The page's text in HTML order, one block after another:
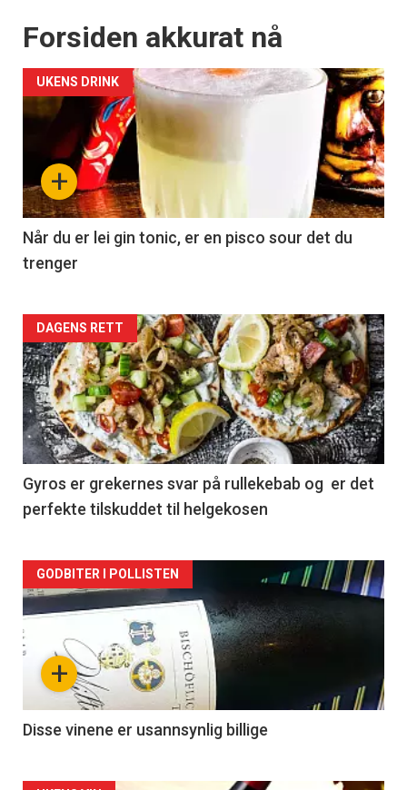
Forsiden akkurat nå
+
UKENS DRINK
Når du er lei gin tonic, er en pisco sour det du
trenger
Forsiden
akkurat
nå
-
2
DAGENS RETT
Gyros er grekernes svar på rullekebab og er det
perfekte tilskuddet til helgekosen
Forsiden
akkurat
nå
3
+
GODBITER I POLLISTEN
Disse vinene er usannsynlig billige